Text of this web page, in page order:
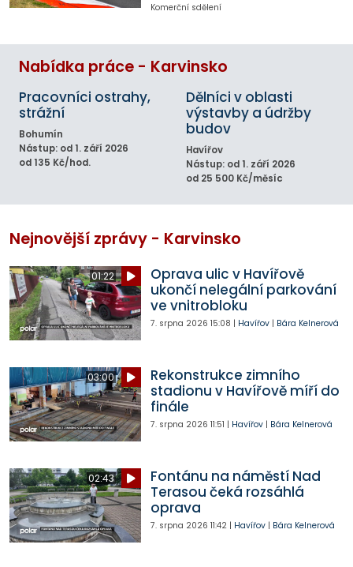
Komerční sdělení
Nabídka práce - Karvinsko
Pracovníci ostrahy,
strážní
Bohumín
Nástup: od 1. září 2026
od 135 Kč/hod.
Dělníci v oblasti
výstavby a údržby
budov
Havířov
Nástup: od 1. září 2026
od 25 500 Kč/měsíc
Nejnovější zprávy - Karvinsko
01:22
Oprava ulic v Havířově
ukončí nelegální parkování
ve vnitrobloku
7. srpna 2026 15:08 | Havířov| Bára Kelnerová
03:00
Rekonstrukce zimního
stadionu v Havířově míří do
finále
7. srpna 2026 11:51 | Havířov| Bára Kelnerová
02:43
Fontánu na náměstí Nad
Terasou čeká rozsáhlá
oprava
7. srpna 2026 11:42| Havířov| Bára Kelnerová